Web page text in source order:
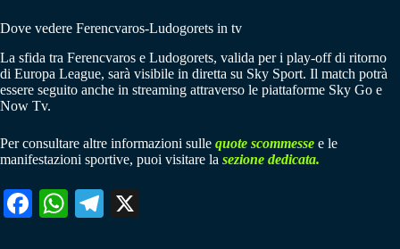
Dove vedere Ferencvaros-Ludogorets in tv
La sfida tra Ferencvaros e Ludogorets, valida per i play-off di ritorno
di Europa League, sarà visibile in diretta su Sky Sport. Il match potrà
essere seguito anche in streaming attraverso le piattaforme Sky Go e
Now Tv.
Per consultare altre informazioni sulle quote scommesse e le
manifestazioni sportive, puoi visitare la sezione dedicata.
Fa W
Te